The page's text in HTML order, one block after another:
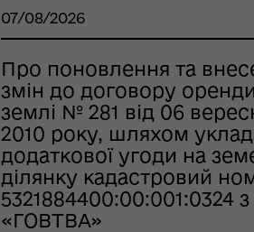
07/08/2026
Про поновлення та
змін до договору оренди
землі № 281 від 06
2010 року, шляхом
додаткової угоди на
ділянку кадастровий
5321884400:00:001:0324
«ГОВТВА»